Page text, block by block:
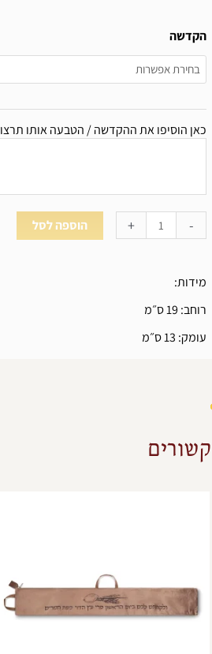
הקדשה
כאן הוסיפו את ההקדשה / הטבעה אותו תרצו
-
כמות
של
קופסת
אתרוג
+ הוספה לסל
מידות:
רוחב: 19 ס״מ
עומק: 13 ס״מ
לבחור